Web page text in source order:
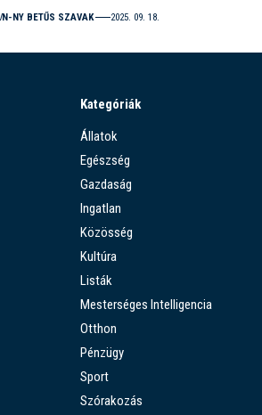
N-NY BETŰS SZAVAK 2025. 09. 18.
Kategóriák
Állatok
Egészség
Gazdaság
Ingatlan
Közösség
Kultúra
Listák
Mesterséges Intelligencia
Otthon
Pénzügy
Sport
Szórakozás